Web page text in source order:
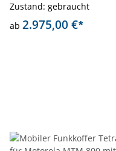
Zustand: gebraucht
ab 2.975,00 €*